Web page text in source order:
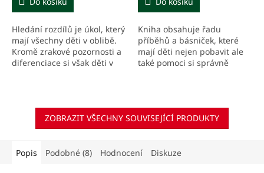
Hledání rozdílů je úkol, který
mají všechny děti v oblibě.
Kromě zrakové pozornosti a
diferenciace si však děti v
Kniha obsahuje řadu
příběhů a básniček, které
mají děti nejen pobavit ale
také pomoci si správně
ZOBRAZIT VŠECHNY SOUVISEJÍCÍ PRODUKTY
Popis Podobné (8) Hodnocení Diskuze